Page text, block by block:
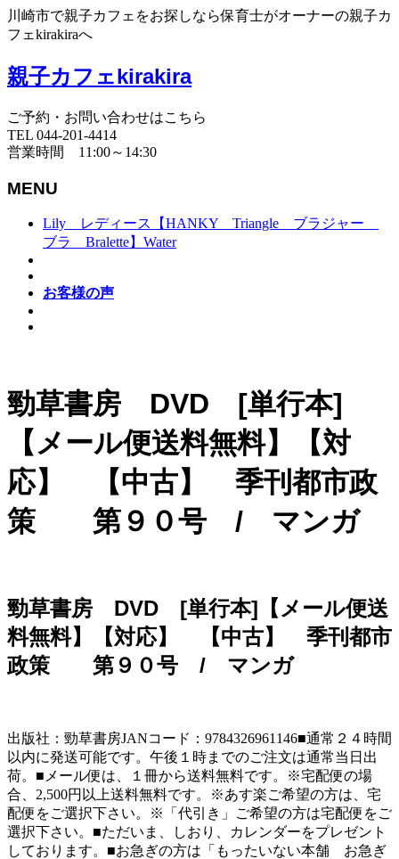
川崎市で親子カフェをお探しなら保育士がオーナーの親子カ
フェkirakiraへ
親子カフェkirakira
ご予約・お問い合わせはこちら
TEL 044-201-4414
営業時間 11:00～14:30
MENU
Lily レディース【HANKY Triangle ブラジャー
ブラ Bralette】Water
お客様の声
勁草書房 DVD [単行本]
【メール便送料無料】【対
応】 【中古】 季刊都市政
策 第９０号 / マンガ
勁草書房 DVD [単行本]【メール便送
料無料】【対応】 【中古】 季刊都市
政策 第９０号 / マンガ
出版社：勁草書房JANコード：9784326961146■通常２４時間
以内に発送可能です。午後１時までのご注文は通常当日出
荷。■メール便は、１冊から送料無料です。※宅配便の場
合、2,500円以上送料無料です。※あす楽ご希望の方は、宅
配便をご選択下さい。※「代引き」ご希望の方は宅配便をご
選択下さい。■ただいま、しおり、カレンダーをプレゼント
しております。■お急ぎの方は「もったいない本舗 お急ぎ